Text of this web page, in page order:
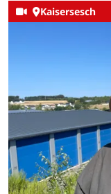
Kaisersesch